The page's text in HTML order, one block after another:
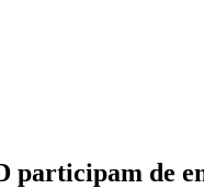
participam de